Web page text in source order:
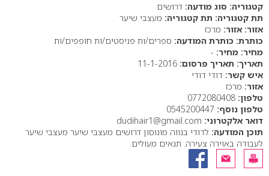
סוג מודעה: דרושים
תת קטגוריה: מעצבי שיער
אזור: מרכז
כותרת המודעה: ספרים/ות פניסטים/ות חופפים/ות
מחיר: -
תאריך פרסום:
איש קשר: דודי דודי
אזור: מרכז
טלפון:
טלפון נוסף:
דואר אלקטרוני:
תוכן המודעה: לדודי בנווה מונוסון דרושים מעצבי שיער מעצבי שיער
לעבודה באוירה צעירה. תנאים מעולים.